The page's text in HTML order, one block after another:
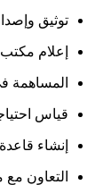
توثيق
إعلام
المساهمة
قياس
إنشاء
التعاون